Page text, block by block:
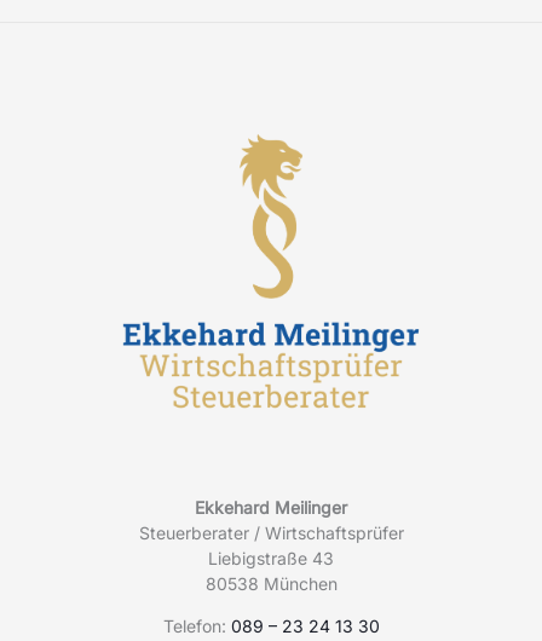
Ekkehard Meilinger
Steuerberater / Wirtschaftsprüfer
Liebigstraße 43
80538 München
Telefon: 089 – 23 24 13 30